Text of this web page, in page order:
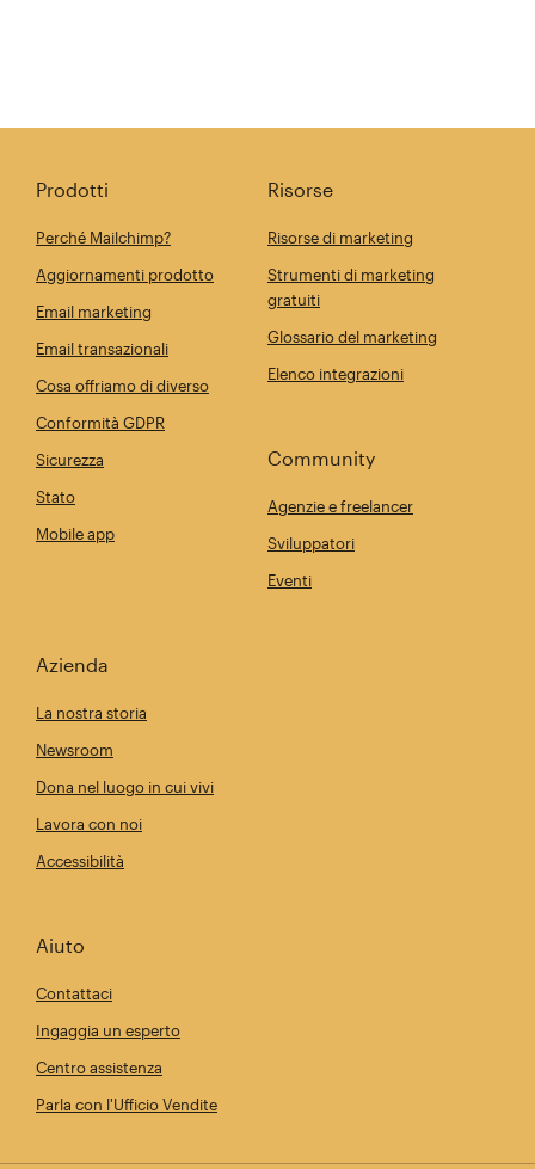
Prodotti
Perché Mailchimp?
Aggiornamenti prodotto
Email marketing
Email transazionali
Cosa offriamo di diverso
Conformità GDPR
Sicurezza
Stato
Mobile app
Risorse
Risorse di marketing
Strumenti di marketing
gratuiti
Glossario del marketing
Elenco integrazioni
Community
Agenzie e freelancer
Sviluppatori
Eventi
Azienda
La nostra storia
Newsroom
Dona nel luogo in cui vivi
Lavora con noi
Accessibilità
Aiuto
Contattaci
Ingaggia un esperto
Centro assistenza
Parla con l'Ufficio Vendite